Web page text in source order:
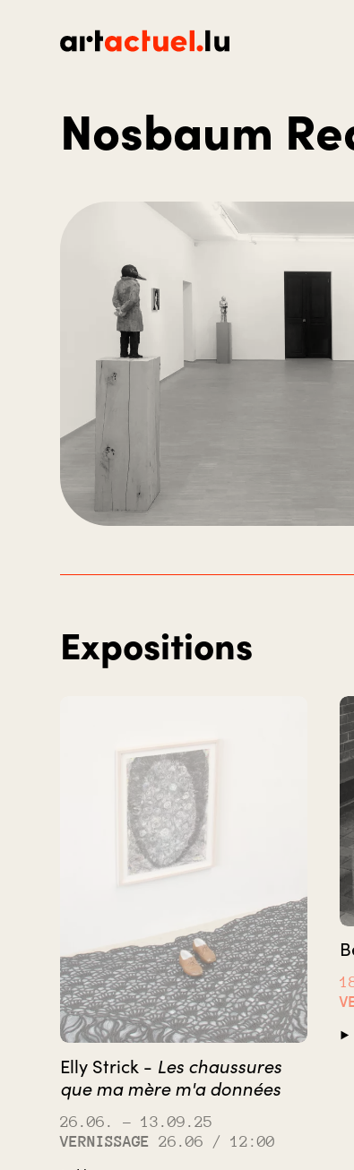
Nosbaum
Expositions
Elly Strick - Les chaussures
que ma mère m'a données
26.06.
– 13.09.25
VERNISSAGE
26.06 / 12:00